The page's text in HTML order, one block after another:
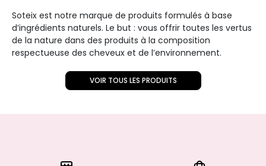
Soteix est notre marque de produits formulés à base
d’ingrédients naturels. Le but : vous offrir toutes les vertus
de la nature dans des produits à la composition
respectueuse des cheveux et de l’environnement.
VOIR TOUS LES PRODUITS